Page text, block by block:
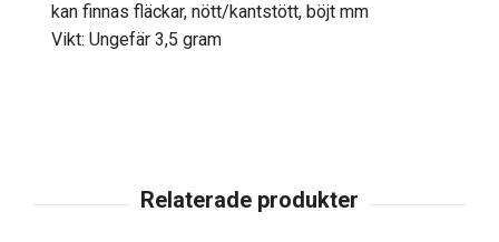
kan finnas fläckar, nött/kantstött, böjt mm
Vikt: Ungefär 3,5 gram